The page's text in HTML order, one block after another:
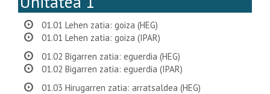
01.01 Lehen zatia: goiza (HEG)
01.01 Lehen zatia: goiza (IPAR)
01.02 Bigarren zatia: eguerdia (HEG)
01.02 Bigarren zatia: eguerdia (IPAR)
01.03 Hirugarren zatia: arratsaldea (HEG)